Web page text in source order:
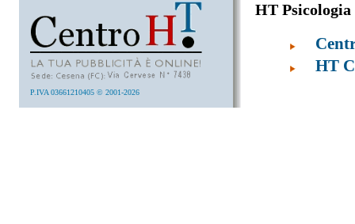
P.IVA 03661210405 © 2001-2026
HT Psicologia
HT